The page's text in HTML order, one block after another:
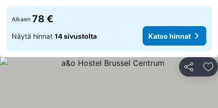
Alkaen 78 €
Näytä hinnat 14 sivustolta Katso hinnat
Jaa